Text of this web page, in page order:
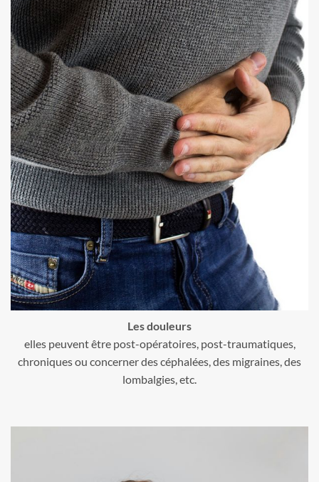
Les douleurs
elles peuvent être post-opératoires, post-traumatiques,
chroniques ou concerner des céphalées, des migraines, des
lombalgies, etc.